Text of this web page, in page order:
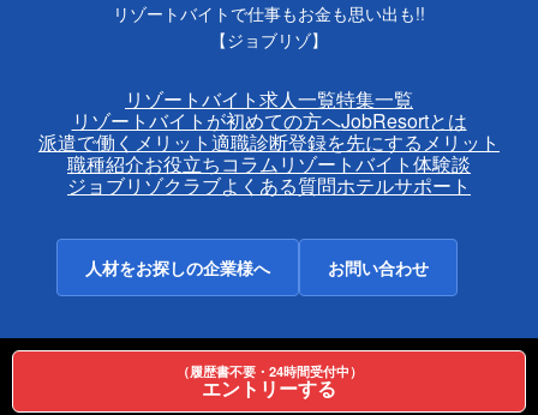
（履歴書不要・24時間受付中）
エントリーする
リゾートバイトで仕事もお金も思い出も!!
【ジョブリゾ】
リゾートバイト求人一覧特集一覧
リゾートバイトが初めての方へJobResortとは
派遣で働くメリット適職診断登録を先にするメリット
職種紹介お役立ちコラムリゾートバイト体験談
ジョブリゾクラブよくある質問ホテルサポート
人材をお探しの企業様へ お問い合わせ
お知らせ運営会社（トラストワイ）利用規約プライバシーポリシー採用情報
ホテル一覧 エリア情報